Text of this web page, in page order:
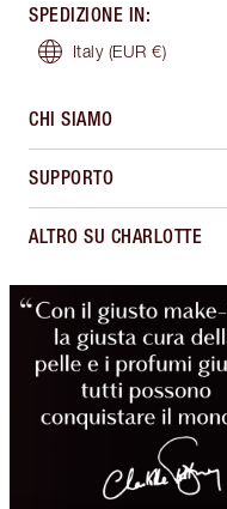
SPEDIZIONE IN:
Italy (EUR €)
CHI SIAMO
SUPPORTO
ALTRO SU CHARLOTTE